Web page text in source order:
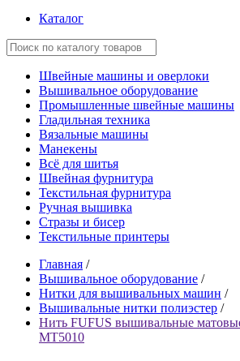
Каталог
Швейные машины и оверлоки
Вышивальное оборудование
Промышленные швейные машины
Гладильная техника
Вязальные машины
Манекены
Всё для шитья
Швейная фурнитура
Текстильная фурнитура
Ручная вышивка
Стразы и бисер
Текстильные принтеры
Главная /
Вышивальное оборудование /
Нитки для вышивальных машин /
Вышивальные нитки полиэстер /
Нить FUFUS вышивальные
MT5010